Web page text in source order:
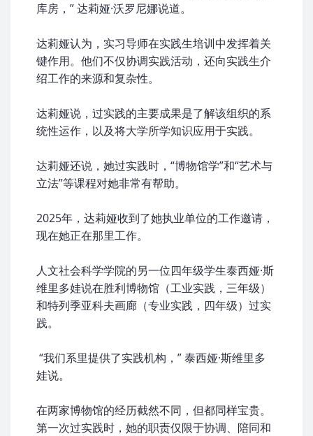
库房，” 达莉娅·沃罗尼娜说道。
达莉娅认为，实习导师在实践生培训中发挥着关
键作用。他们不仅协调实践活动，还向实践生介
绍工作的来源和复杂性。
达莉娅说，过实践的主要成果是了解该组织的系
统性运作，以及将大学所学知识应用于实践。
达莉娅还说，她过实践时，“博物馆学”和“艺术与
立法”等课程对她非常有帮助。
2025年，达莉娅收到了她执业单位的工作邀请，
现在她正在那里工作。
人文社会科学学院的另一位四年级学生泰西娅·斯
维里多娃说在胜利博物馆（工业实践，三年级）
和特列季亚科夫画廊（专业实践，四年级）过实
践。
“我们系里提供了实践机构，” 泰西娅·斯维里多
娃说。
在两家博物馆的经历截然不同，但都同样宝贵。
第一次过实践时，她的职责仅限于协调、陪同和